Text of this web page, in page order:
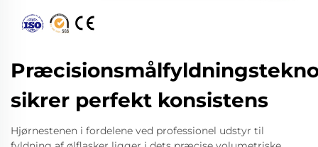
sikrer perfekt konsistens
Hjørnestenen i fordelene ved professionel udstyr til